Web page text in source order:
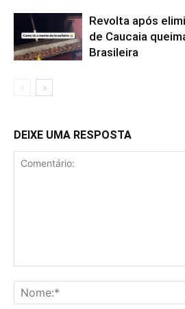
Revolta após
de Caucaia
Brasileira
DEIXE UMA RESPOSTA